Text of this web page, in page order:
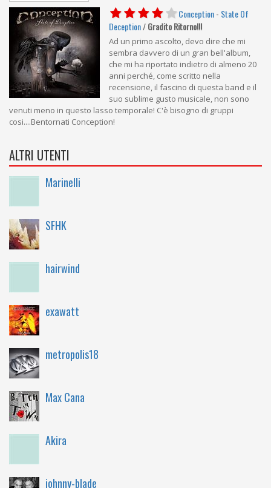
Conception- State Of
Deception/Gradito Ritorno!!!
Ad un primo ascolto, devo dire che mi
sembra davvero di un gran bell'album,
che mi ha riportato indietro di almeno 20
anni perché, come scritto nella
recensione, il fascino di questa band e il
suo sublime gusto musicale, non sono
venuti meno in questo lasso temporale! C'è bisogno di gruppi
cosi....Bentornati Conception!
ALTRI UTENTI
Marinelli
SFHK
hairwind
exawatt
metropolis18
Max Cana
Akira
johnny-blade